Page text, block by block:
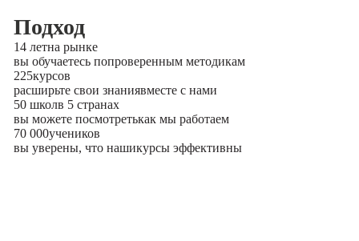
Подход
14 летна рынке
вы обучаетесь попроверенным методикам
225курсов
расширьте свои знаниявместе с нами
50 школв 5 странах
вы можете посмотретькак мы работаем
70 000учеников
вы уверены, что нашикурсы эффективны